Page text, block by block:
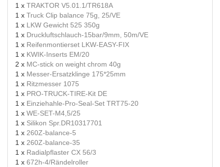
1 x TRAKTOR V5.01.1/TR618A
1 x Truck Clip balance 75g, 25/VE
1 x LKW Gewicht 525 350g
1 x Druckluftschlauch-15bar/9mm, 50m/VE
1 x Reifenmontierset LKW-EASY-FIX
1 x KWIK-Inserts EM/20
2 x MC-stick on weight chrom 40g
1 x Messer-Ersatzklinge 175*25mm
1 x Ritzmesser 1075
1 x PRO-TRUCK-TIRE-Kit DE
1 x Einziehahle-Pro-Seal-Set TRT75-20
1 x WE-SET-M4,5/25
1 x Silikon Spr.DR10317701
1 x 260Z-balance-5
1 x 260Z-balance-35
1 x Radialpflaster CX 56/3
1 x 672h-4/Rändelroller